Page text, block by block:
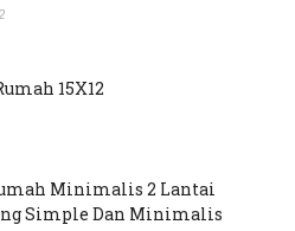
15X12
Minimalis 2 Lantai
Simple Dan Minimalis